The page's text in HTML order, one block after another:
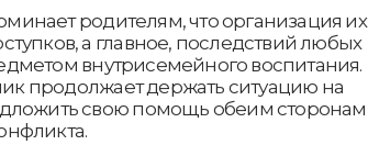
родителям, что организация их
а главное, последствий любых
внутрисемейного воспитания.
продолжает держать ситуацию на
свою помощь обеим сторонам